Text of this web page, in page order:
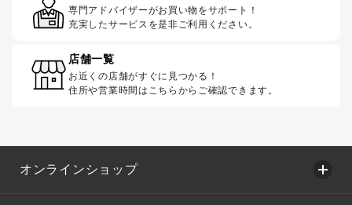
専門アドバイザーがお買い物をサポート！
充実したサービスを是非ご利用ください。
店舗一覧
お近くの店舗がすぐに見つかる！
住所や営業時間はこちらからご確認できます。
オンラインショップ